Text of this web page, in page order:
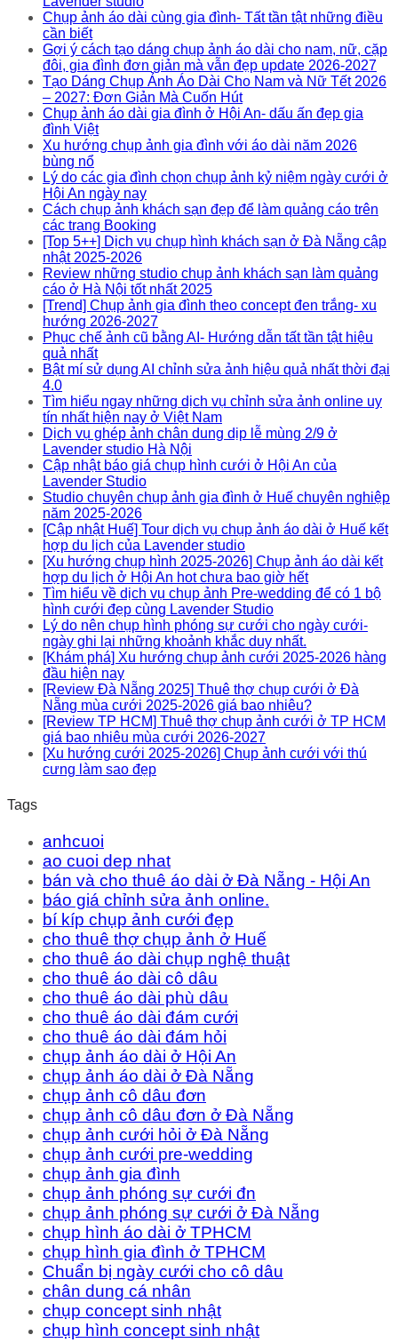
Chụp ảnh áo dài cùng gia đình- Tất tần tật những điều
cần biết
Gợi ý cách tạo dáng chụp ảnh áo dài cho nam, nữ, cặp
đôi, gia đình đơn giản mà vẫn đẹp update 2026-2027
Tạo Dáng Chụp Ảnh Áo Dài Cho Nam và Nữ Tết 2026
– 2027: Đơn Giản Mà Cuốn Hút
Chụp ảnh áo dài gia đình ở Hội An- dấu ấn đẹp gia
đình Việt
Xu hướng chụp ảnh gia đình với áo dài năm 2026
bùng nổ
Lý do các gia đình chọn chụp ảnh kỷ niệm ngày cưới ở
Hội An ngày nay
Cách chụp ảnh khách sạn đẹp để làm quảng cáo trên
các trang Booking
[Top 5++] Dịch vụ chụp hình khách sạn ở Đà Nẵng cập
nhật 2025-2026
Review những studio chụp ảnh khách sạn làm quảng
cáo ở Hà Nội tốt nhất 2025
[Trend] Chụp ảnh gia đình theo concept đen trắng- xu
hướng 2026-2027
Phục chế ảnh cũ bằng AI- Hướng dẫn tất tần tật hiệu
quả nhất
Bật mí sử dụng AI chỉnh sửa ảnh hiệu quả nhất thời đại
4.0
Tìm hiểu ngay những dịch vụ chỉnh sửa ảnh online uy
tín nhất hiện nay ở Việt Nam
Dịch vụ ghép ảnh chân dung dịp lễ mùng 2/9 ở
Lavender studio Hà Nội
Cập nhật báo giá chụp hình cưới ở Hội An của
Lavender Studio
Studio chuyên chụp ảnh gia đình ở Huế chuyên nghiệp
năm 2025-2026
[Cập nhật Huế] Tour dịch vụ chụp ảnh áo dài ở Huế kết
hợp du lịch của Lavender studio
[Xu hướng chụp hình 2025-2026] Chụp ảnh áo dài kết
hợp du lịch ở Hội An hot chưa bao giờ hết
Tìm hiểu về dịch vụ chụp ảnh Pre-wedding để có 1 bộ
hình cưới đẹp cùng Lavender Studio
Lý do nên chụp hình phóng sự cưới cho ngày cưới-
ngày ghi lại những khoảnh khắc duy nhất.
[Khám phá] Xu hướng chụp ảnh cưới 2025-2026 hàng
đầu hiện nay
[Review Đà Nẵng 2025] Thuê thợ chụp cưới ở Đà
Nẵng mùa cưới 2025-2026 giá bao nhiêu?
[Review TP HCM] Thuê thợ chụp ảnh cưới ở TP HCM
giá bao nhiêu mùa cưới 2026-2027
[Xu hướng cưới 2025-2026] Chụp ảnh cưới với thú
cưng làm sao đẹp
Tags
anhcuoi
ao cuoi dep nhat
bán và cho thuê áo dài ở Đà Nẵng - Hội An
báo giá chỉnh sửa ảnh online.
bí kíp chụp ảnh cưới đẹp
cho thuê thợ chụp ảnh ở Huế
cho thuê áo dài chụp nghệ thuật
cho thuê áo dài cô dâu
cho thuê áo dài phù dâu
cho thuê áo dài đám cưới
cho thuê áo dài đám hỏi
chụp ảnh áo dài ở Hội An
chụp ảnh áo dài ở Đà Nẵng
chụp ảnh cô dâu đơn
chụp ảnh cô dâu đơn ở Đà Nẵng
chụp ảnh cưới hỏi ở Đà Nẵng
chụp ảnh cưới pre-wedding
chụp ảnh gia đình
chụp ảnh phóng sự cưới đn
chụp ảnh phóng sự cưới ở Đà Nẵng
chụp hình áo dài ở TPHCM
chụp hình gia đình ở TPHCM
Chuẩn bị ngày cưới cho cô dâu
chân dung cá nhân
chụp concept sinh nhật
chụp hình concept sinh nhật